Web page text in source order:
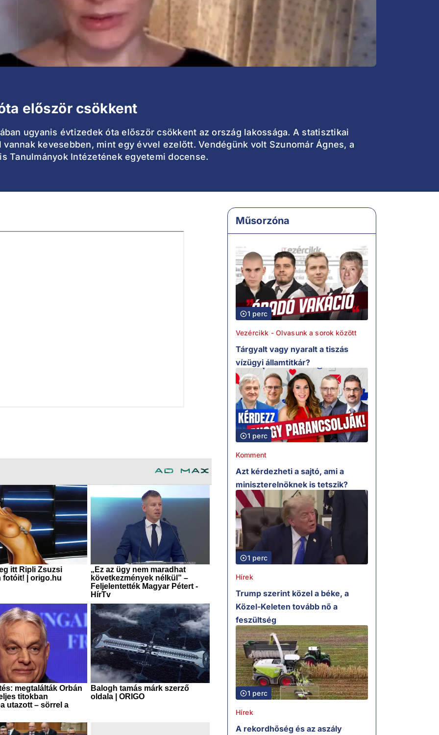
először csökkent
ugyanis évtizedek óta először csökkent az ország lakossága. A statisztikai
kevesebben, mint egy évvel ezelőtt. Vendégünk volt Szunomár Ágnes, a
Tanulmányok Intézetének egyetemi docense.
Műsorzóna
1 perc
Vezércikk - Olvasunk a sorok között
Tárgyalt vagy nyaralt a tiszás
vízügyi államtitkár?
1 perc
Komment
Azt kérdezheti a sajtó, ami a
miniszterelnöknek is tetszik?
1 perc
Hírek
Trump szerint közel a béke, a
Közel-Keleten tovább nő a
feszültség
1 perc
Hírek
A rekordhőség és az aszály